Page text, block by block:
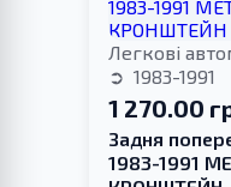
Легкові
1983-1991
1 270.00
Задня
1983-1991